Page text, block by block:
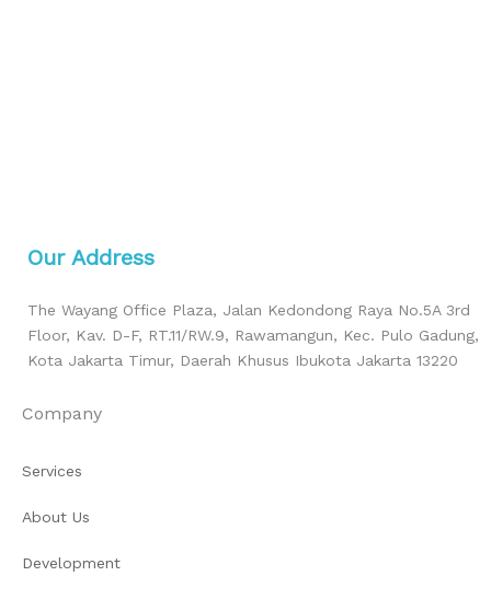
Our Address
The Wayang Office Plaza, Jalan Kedondong Raya No.5A 3rd
Floor, Kav. D-F, RT.11/RW.9, Rawamangun, Kec. Pulo Gadung,
Kota Jakarta Timur, Daerah Khusus Ibukota Jakarta 13220
Company
Services
About Us
Development